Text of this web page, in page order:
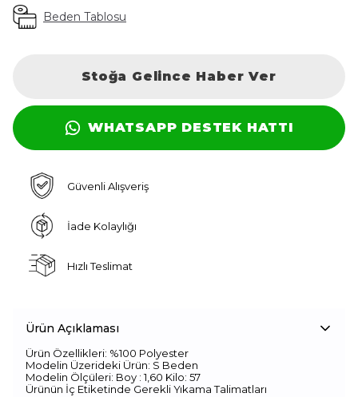
Beden Tablosu
Stoğa Gelince Haber Ver
WHATSAPP DESTEK HATTI
Güvenli Alışveriş
İade Kolaylığı
Hızlı Teslimat
Ürün Açıklaması
Ürün Özellikleri: %100 Polyester
Modelin Üzerideki Ürün: S Beden
Modelin Ölçüleri: Boy : 1,60 Kilo: 57
Ürünün İç Etiketinde Gerekli Yıkama Talimatları